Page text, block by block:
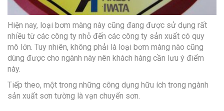
Hiện nay, loại bơm màng này cũng đang được sử dụng rất
nhiều từ các công ty nhỏ đến các công ty sản xuất có quy
mô lớn. Tuy nhiên, không phải là loại bơm màng nào cũng
dùng được cho ngành này nên khách hàng cần lưu ý điểm
này.
Tiếp theo, một trong những công dụng hữu ích trong ngành
sản xuất sơn tường là vạn chuyển sơn.